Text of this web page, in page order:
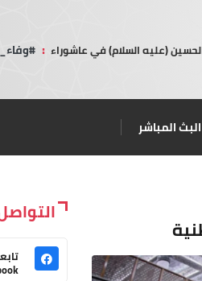
(عليه السلام) في عاشوراء :
البث المباشر